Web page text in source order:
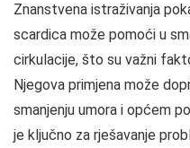
Znanstvena istraživanja
scardica može pomoći u
cirkulacije, što su važni
Njegova primjena može
smanjenju umora i općem
je ključno za rješavanje